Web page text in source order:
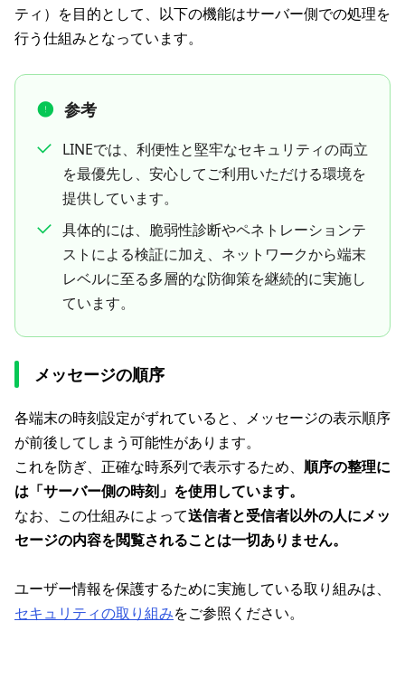
ティ）を目的として、以下の機能はサーバー側での処理を
行う仕組みとなっています。
参考
LINEでは、利便性と堅牢なセキュリティの両立
を最優先し、安心してご利用いただける環境を
提供しています。
具体的には、脆弱性診断やペネトレーションテ
ストによる検証に加え、ネットワークから端末
レベルに至る多層的な防御策を継続的に実施し
ています。
メッセージの順序
各端末の時刻設定がずれていると、メッセージの表示順序
が前後してしまう可能性があります。
これを防ぎ、正確な時系列で表示するため、 順序の整理に
は「サーバー側の時刻」を使用しています。
なお、この仕組みによって送信者と受信者以外の人にメッ
セージの内容を閲覧されることは一切ありません。
ユーザー情報を保護するために実施している取り組みは、
セキュリティの取り組みをご参照ください。